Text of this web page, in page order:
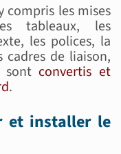
compris les mises
tableaux, les
les polices, la
cadres de liaison,
sont convertis et
.
et installer le